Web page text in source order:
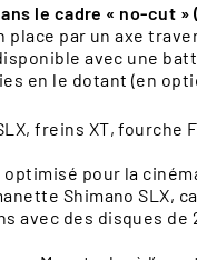
le cadre « no-cut »
par un axe
avec une
en le dotant (en
freins XT, fourche
pour la
Shimano SLX,
avec des disques de